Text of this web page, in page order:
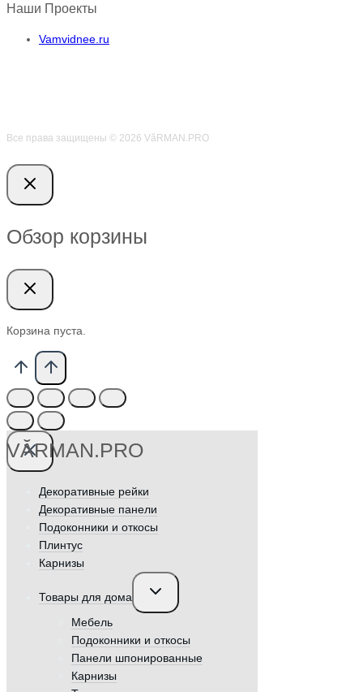
Наши Проекты
Vamvidnee.ru
Все права защищены © 2026 VӑRMAN.PRO
Обзор корзины
Корзина пуста.
VӐRMAN.PRO
Декоративные рейки
Декоративные панели
Подоконники и откосы
Плинтус
Карнизы
Товары для дома
Переключить
дочернее
Мебель
Подоконники и откосы
Панели шпонированные
Карнизы